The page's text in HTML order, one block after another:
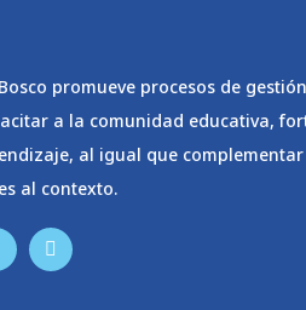
promueve procesos de
a la comunidad educativa,
al igual que
al contexto.